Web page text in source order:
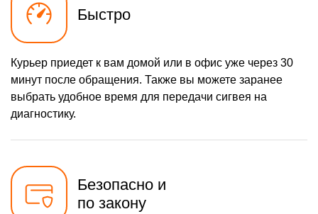
Быстро
Курьер приедет к вам домой или в офис уже через 30
минут после обращения. Также вы можете заранее
выбрать удобное время для передачи сигвея на
диагностику.
Безопасно и
по закону